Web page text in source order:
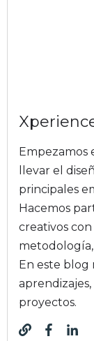
Empezamos
llevar el
principales
Hacemos
creativos
En este blog
proyectos.